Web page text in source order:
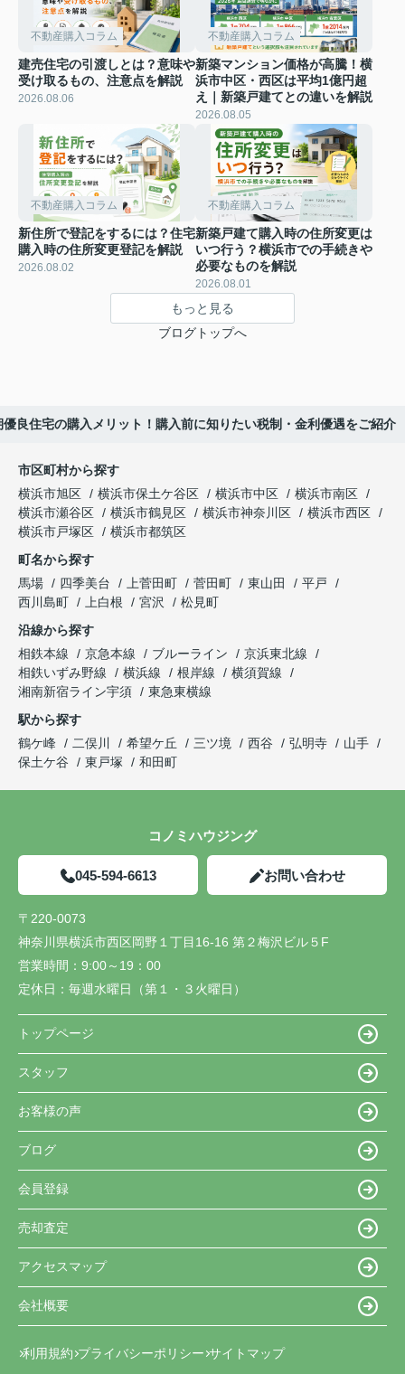
不動産購入コラム
建売住宅の引渡しとは？意味や
受け取るもの、注意点を解説
2026.08.06
不動産購入コラム
新築マンション価格が高騰！横
浜市中区・西区は平均1億円超
え｜新築戸建てとの違いを解説
2026.08.05
不動産購入コラム
新住所で登記をするには？住宅
購入時の住所変更登記を解説
2026.08.02
不動産購入コラム
新築戸建て購入時の住所変更は
いつ行う？横浜市での手続きや
必要なものを解説
2026.08.01
もっと見る
ブログトップへ
優良住宅の購入メリット！購入前に知りたい税制・金利優遇をご紹介
市区町村から探す
横浜市旭区
横浜市保土ケ谷区 横浜市中区
横浜市南区
横浜市瀬谷区
横浜市鶴見区 横浜市神奈川区
横浜市西区
横浜市戸塚区
横浜市都筑区
町名から探す
馬場
四季美台 上菅田町 菅田町 東山田
平戸
西川島町
上白根 宮沢
松見町
沿線から探す
相鉄本線
京急本線 ブルーライン
京浜東北線
相鉄いずみ野線
横浜線 根岸線
横須賀線
湘南新宿ライン宇須
東急東横線
駅から探す
鶴ケ峰
二俣川 希望ケ丘 三ツ境 西谷 弘明寺
山手
保土ケ谷
東戸塚 和田町
コノミハウジング
045-594-6613 お問い合わせ
〒220-0073
神奈川県横浜市西区岡野１丁目16-16 第２梅沢ビル５F
営業時間： 9:00～19：00
定休日： 毎週水曜日（第１・３火曜日）
トップページ
スタッフ
お客様の声
ブログ
会員登録
売却査定
アクセスマップ
会社概要
利用規約 プライバシーポリシー サイトマップ